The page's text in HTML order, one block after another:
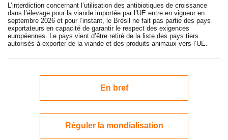
L’interdiction concernant l’utilisation des antibiotiques de croissance
dans l’élevage pour la viande importée par l’UE entre en vigueur en
septembre 2026 et pour l’instant, le Brésil ne fait pas partie des pays
exportateurs en capacité de garantir le respect des exigences
européennes. Le pays vient d’être retiré de la liste des pays tiers
autorisés à exporter de la viande et des produits animaux vers l’UE.
En bref
Réguler la mondialisation